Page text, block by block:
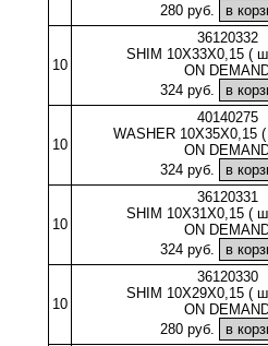
280 руб.
10
36120332
SHIM 10X33X0,15 (
ON
324 руб.
10
40140275
WASHER 10X35X0,15
ON
324 руб.
10
36120331
SHIM 10X31X0,15 (
ON
324 руб.
10
36120330
SHIM 10X29X0,15 (
ON
280 руб.